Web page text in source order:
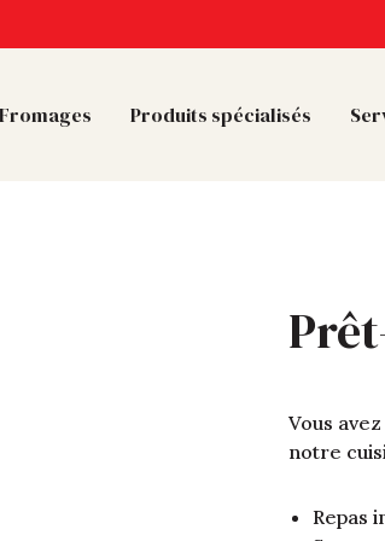
Fromages Produits spécialisés
Vous
notre
Repas